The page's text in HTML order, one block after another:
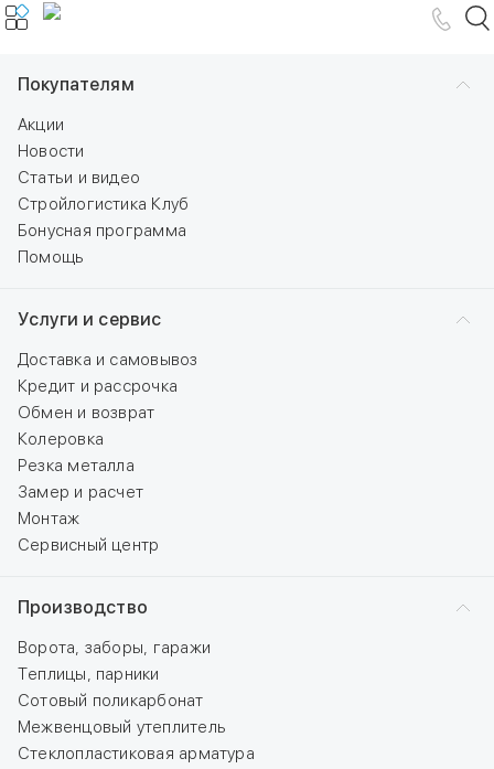
Покупателям
Акции
Новости
Статьи и видео
Стройлогистика Клуб
Бонусная программа
Помощь
Услуги и сервис
Доставка и самовывоз
Кредит и рассрочка
Обмен и возврат
Колеровка
Резка металла
Замер и расчет
Монтаж
Сервисный центр
Производство
Ворота, заборы, гаражи
Теплицы, парники
Сотовый поликарбонат
Межвенцовый утеплитель
Стеклопластиковая арматура